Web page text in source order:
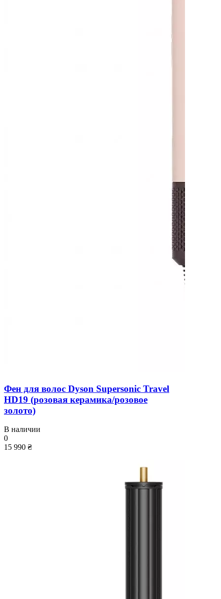
Фен для волос Dyson Supersonic Travel
HD19 (розовая керамика/розовое
золото)
В наличии
0
15 990 ₴